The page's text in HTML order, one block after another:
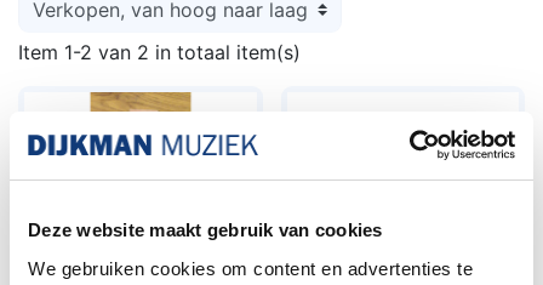
Deze website maakt gebruik van cookies
We gebruiken cookies om content en advertenties te
Item 1-2 van 2 in totaal item(s)